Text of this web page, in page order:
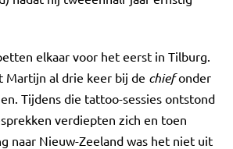
elkaar voor het eerst in Tilburg.
Martijn al drie keer bij de chiefonder
Tijdens die tattoo-sessies ontstond
verdiepten zich en toen
naar Nieuw-Zeeland was het niet uit